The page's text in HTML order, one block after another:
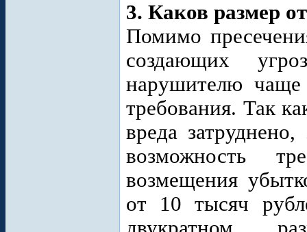
3. Каков размер
Помимо
создающих
нарушителю чаще
требования. Так
вреда затруднено,
возможность
возмещения
от 10 тысяч